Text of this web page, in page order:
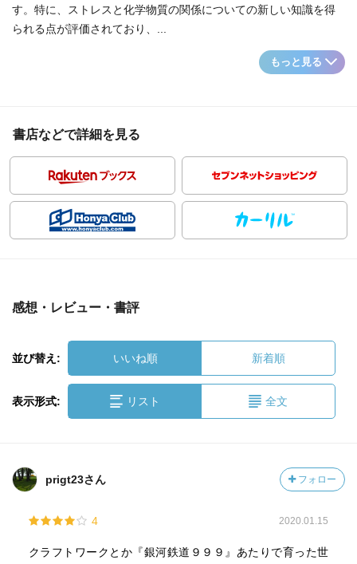
す。特に、ストレスと化学物質の関係についての新しい知識を得
られる点が評価されており、...
もっと見る
書店などで詳細を見る
感想・レビュー・書評
並び替え: いいね順 新着順
表示形式: リスト 全文
prigt23さん フォロー
4 2020.01.15
クラフトワークとか『銀河鉄道９９９』あたりで育った世